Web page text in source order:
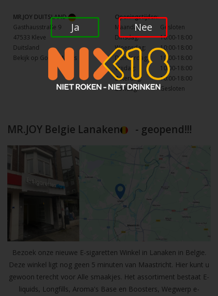
MR.JOY DUITSLAND
Gasthausstraße 9
47533 Kleve
Duitsland
Bekijk op Google Maps
Openingstijden:
Maandag:
Gesloten
Dinsdag:
10:00-18:00
Woensdag:
10:00-18:00
Donderdag:
10:00-18:00
Vrijdag:
10:00-18:00
Zaterdag:
10:00-18:00
Zondag:
Gesloten
MR.JOY Belgie Lanaken - geopend!!!
Bezoek onze nieuwe E-sigaretten Winkel in Lanaken in Belgie.
Deze winkel ligt nog geen 5 minuten van Maastricht. Hier kunt u
gewoon terecht voor Alle smaakjes. Het assortiment bestaat E-
liquids, Longfills, Aroma's Base en Boosters, Wegwerp e-
Ja Nee